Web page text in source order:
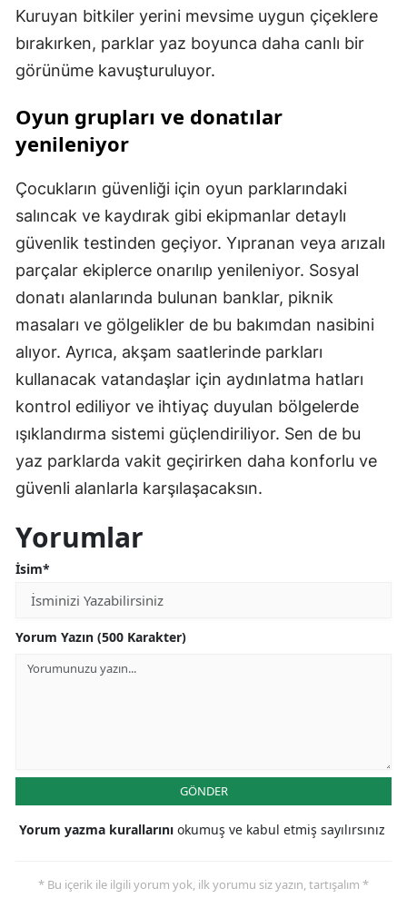
Kuruyan bitkiler yerini mevsime uygun çiçeklere
bırakırken, parklar yaz boyunca daha canlı bir
görünüme kavuşturuluyor.
Oyun grupları ve donatılar
yenileniyor
Çocukların güvenliği için oyun parklarındaki
salıncak ve kaydırak gibi ekipmanlar detaylı
güvenlik testinden geçiyor. Yıpranan veya arızalı
parçalar ekiplerce onarılıp yenileniyor. Sosyal
donatı alanlarında bulunan banklar, piknik
masaları ve gölgelikler de bu bakımdan nasibini
alıyor. Ayrıca, akşam saatlerinde parkları
kullanacak vatandaşlar için aydınlatma hatları
kontrol ediliyor ve ihtiyaç duyulan bölgelerde
ışıklandırma sistemi güçlendiriliyor. Sen de bu
yaz parklarda vakit geçirirken daha konforlu ve
güvenli alanlarla karşılaşacaksın.
Yorumlar
İsim*
Yorum Yazın (500 Karakter)
GÖNDER
Yorum yazma kurallarını okumuş ve kabul etmiş sayılırsınız
* Bu içerik ile ilgili yorum yok, ilk yorumu siz yazın, tartışalım *